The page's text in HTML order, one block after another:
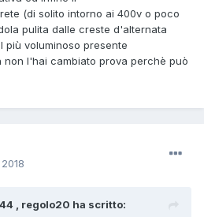
(di solito intorno ai 400v o poco
pulita dalle creste d'alternata
più voluminoso presente
non l'hai cambiato prova perchè può
, regolo20 ha scritto: